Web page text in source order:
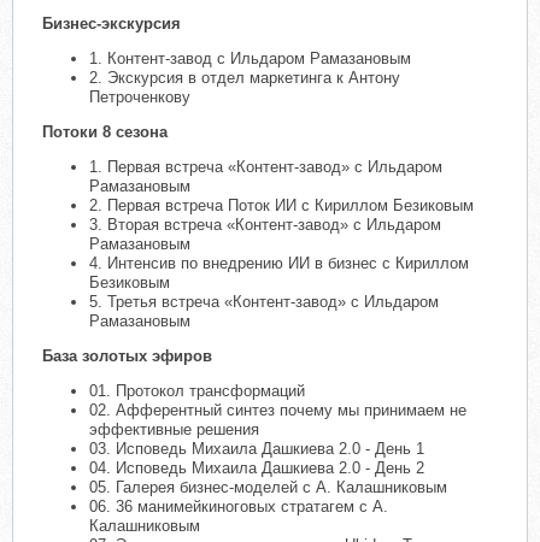
Бизнес-экскурсия
1. Контент-завод с Ильдаром Рамазановым
2. Экскурсия в отдел маркетинга к Антону
Петроченкову
Потоки 8 сезона
1. Первая встреча «Контент-завод» с Ильдаром
Рамазановым
2. Первая встреча Поток ИИ с Кириллом Безиковым
3. Вторая встреча «Контент-завод» с Ильдаром
Рамазановым
4. Интенсив по внедрению ИИ в бизнес с Кириллом
Безиковым
5. Третья встреча «Контент-завод» с Ильдаром
Рамазановым
База золотых эфиров
01. Протокол трансформаций
02. Афферентный синтез почему мы принимаем не
эффективные решения
03. Исповедь Михаила Дашкиева 2.0 - День 1
04. Исповедь Михаила Дашкиева 2.0 - День 2
05. Галерея бизнес-моделей с А. Калашниковым
06. 36 манимейкиноговых стратагем с А.
Калашниковым